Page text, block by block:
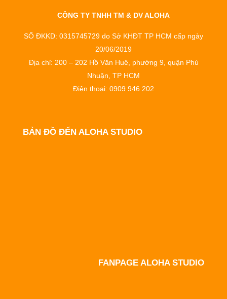
CÔNG TY TNHH TM & DV ALOHA
SỐ ĐKKD: 0315745729 do Sở KHĐT TP HCM cấp ngày
20/06/2019
Địa chỉ: 200 – 202 Hồ Văn Huê, phường 9, quận Phú
Nhuận, TP HCM
Điện thoại: 0909 946 202
BẢN ĐỒ ĐẾN ALOHA STUDIO
FANPAGE ALOHA STUDIO